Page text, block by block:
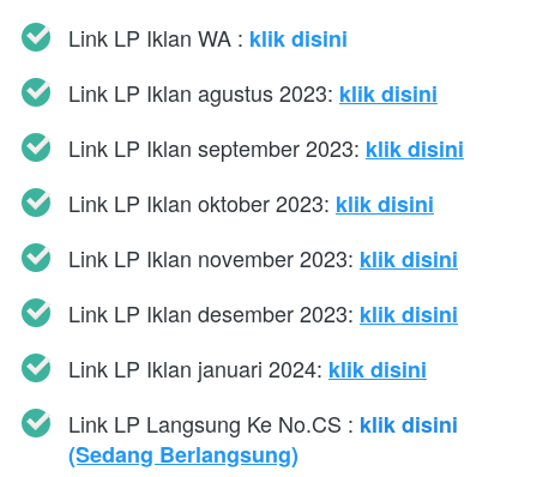
Link LP Iklan WA : klik disini
Link LP Iklan agustus 2023: klik disini
Link LP Iklan september 2023: klik disini
Link LP Iklan oktober 2023: klik disini
Link LP Iklan november 2023: klik disini
Link LP Iklan desember 2023: klik disini
Link LP Iklan januari 2024: klik disini
Link LP Langsung Ke No.CS : klik disini
(Sedang Berlangsung)